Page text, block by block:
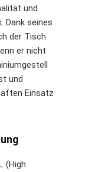
und
Dank seines
der Tisch
er nicht
und
Einsatz
(High